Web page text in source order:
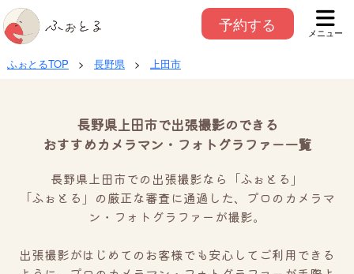
予約する メニュー
ふぉとるTOP > 長野県 > 上田市
長野県上田市で出張撮影のできる
おすすめカメラマン・フォトグラファー一覧
長野県上田市での出張撮影なら「ふぉとる」
「ふぉとる」の厳正な審査に通過した、プロのカメラマ
ン・フォトグラファーが撮影。
出張撮影がはじめてのお客様でも安心してご利用できる